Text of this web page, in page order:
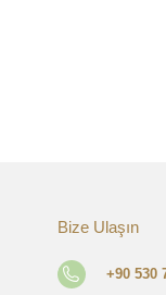
Bize Ulaşın
+90 530